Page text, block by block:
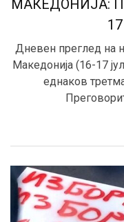
МАКЕДОНИЈА:
Дневен преглед на
Македонија (16-17
еднаков